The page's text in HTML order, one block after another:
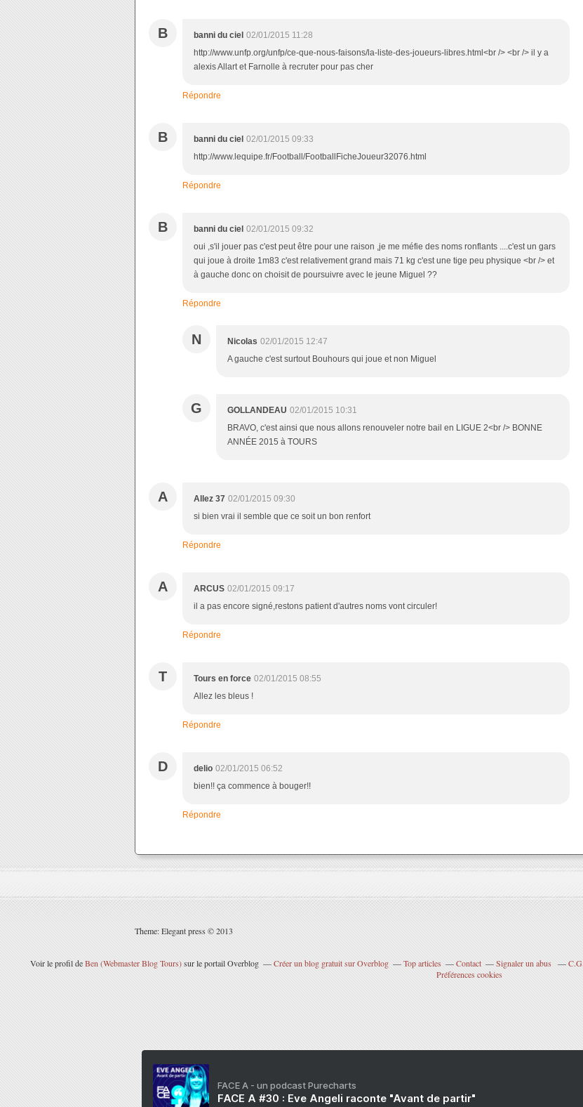
B banni du ciel 02/01/2015 11:28
http://www.unfp.org/unfp/ce-que-nous-faisons/la-liste-des-joueurs-libres.html<br /> <br /> il y a
alexis Allart et Farnolle à recruter pour pas cher
Répondre
B banni du ciel 02/01/2015 09:33
http://www.lequipe.fr/Football/FootballFicheJoueur32076.html
Répondre
B banni du ciel 02/01/2015 09:32
oui ,s'il jouer pas c'est peut être pour une raison ,je me méfie des noms ronflants ....c'est un gars
qui joue à droite 1m83 c'est relativement grand mais 71 kg c'est une tige peu physique <br /> et
à gauche donc on choisit de poursuivre avec le jeune Miguel ??
Répondre
N Nicolas 02/01/2015 12:47
A gauche c'est surtout Bouhours qui joue et non Miguel
G GOLLANDEAU 02/01/2015 10:31
BRAVO, c'est ainsi que nous allons renouveler notre bail en LIGUE 2<br /> BONNE
ANNÉE 2015 à TOURS
A Allez 37 02/01/2015 09:30
si bien vrai il semble que ce soit un bon renfort
Répondre
A ARCUS 02/01/2015 09:17
il a pas encore signé,restons patient d'autres noms vont circuler!
Répondre
T Tours en force 02/01/2015 08:55
Allez les bleus !
Répondre
D delio 02/01/2015 06:52
bien!! ça commence à bouger!!
Répondre
Theme: Elegant press © 2013
Voir le profil deBen (Webmaster Blog Tours)sur le portail Overblog Créer un blog gratuit sur Overblog Top articles Contact Signaler un abus
Préférences cookies
FACE A - un podcast Purecharts
FACE A #30 : Eve Angeli raconte "Avant de partir"